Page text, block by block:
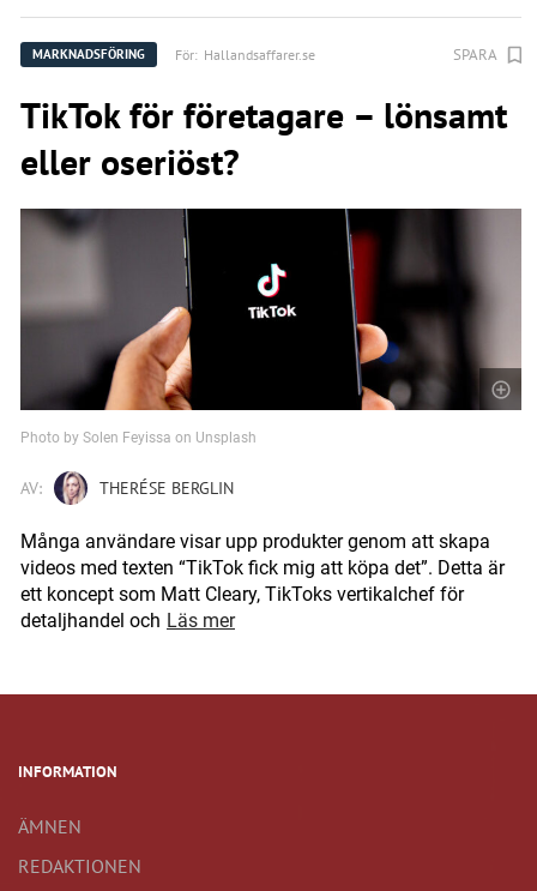
MARKNADSFÖRING För: Hallandsaffarer.se SPARA
TikTok för företagare – lönsamt
eller oseriöst?
Photo by Solen Feyissa on Unsplash
AV: THERÉSE BERGLIN
Många användare visar upp produkter genom att skapa
videos med texten “TikTok fick mig att köpa det”. Detta är
ett koncept som Matt Cleary, TikToks vertikalchef för
detaljhandel och Läs mer
INFORMATION
ÄMNEN
REDAKTIONEN